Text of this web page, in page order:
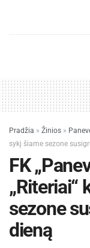
Pradžia » Žinios »
sykį šiame sezone
FK
„Riteriai“
sezone
dieną